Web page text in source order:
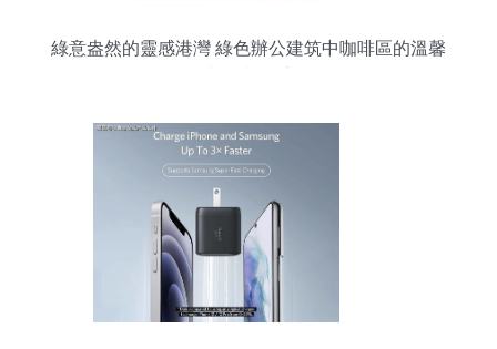
綠意盎然的靈感港灣 綠色辦公建筑中咖啡區的溫馨